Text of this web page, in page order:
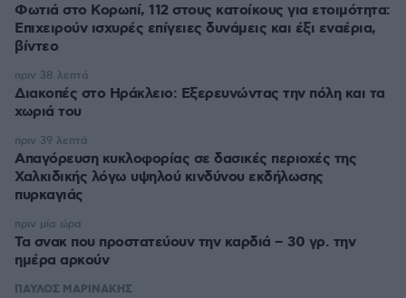
Φωτιά στο Κορωπί, 112 στους κατοίκους για ετοιμότητα:
Επιχειρούν ισχυρές επίγειες δυνάμεις και έξι εναέρια,
βίντεο
Διακοπές στο Ηράκλειο: Εξερευνώντας την πόλη και τα
χωριά του
πριν 38 λεπτά
Απαγόρευση κυκλοφορίας σε δασικές περιοχές της
Χαλκιδικής λόγω υψηλού κινδύνου εκδήλωσης
πυρκαγιάς
πριν 39 λεπτά
Τα σνακ που προστατεύουν την καρδιά – 30 γρ. την
ημέρα αρκούν
πριν μία ώρα
ΠΑΥΛΟΣ ΜΑΡΙΝΑΚΗΣ